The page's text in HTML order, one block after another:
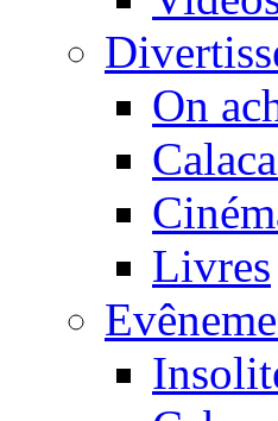
On
Livres